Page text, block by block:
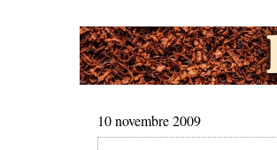
10 novembre 2009